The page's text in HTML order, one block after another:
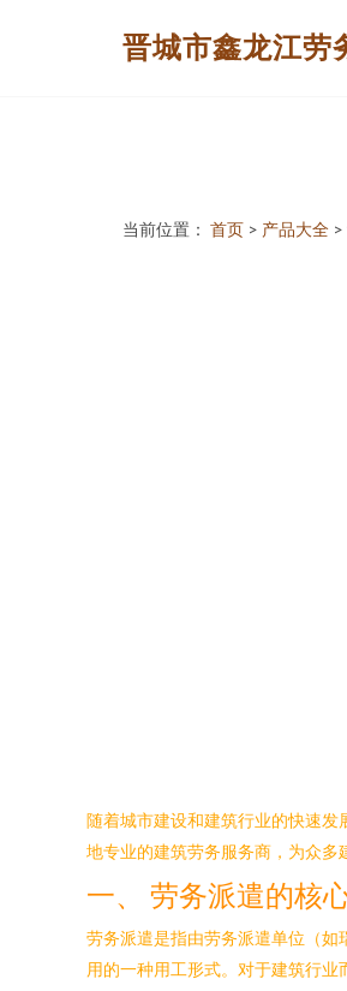
晋城市鑫龙江劳
当前位置： 首页 > 产品大全 >
随着城市建设和建筑行业的快速发
地专业的建筑劳务服务商，为众多
一、 劳务派遣的核
劳务派遣是指由劳务派遣单位（
用的一种用工形式。对于建筑行业